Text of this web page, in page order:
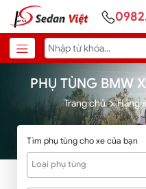
PHỤ TÙNG BMW
Trang chủ Hãng
Tìm phụ tùng cho xe của bạn
Loại phụ tùng